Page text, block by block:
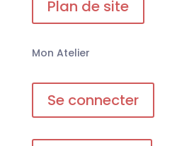
Plan de site
Mon Atelier
Se connecter